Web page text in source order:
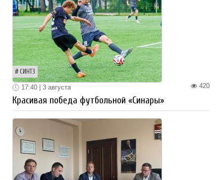
СИНТЗ
420
17:40 | 3 августа
Красивая победа футбольной «Синары»